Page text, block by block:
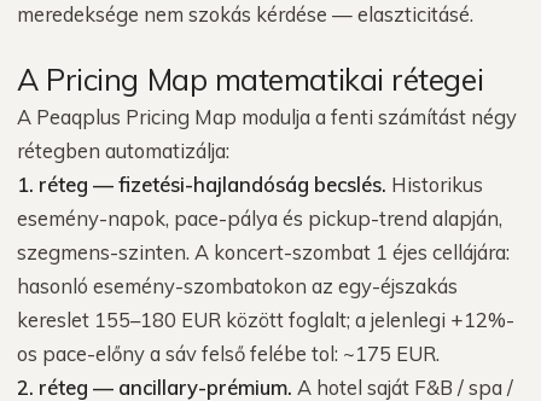
meredeksége nem szokás kérdése — elaszticitásé.
A Pricing Map matematikai rétegei
A Peaqplus Pricing Map modulja a fenti számítást négy
rétegben automatizálja:
1. réteg — fizetési-hajlandóság becslés. Historikus
esemény-napok, pace-pálya és pickup-trend alapján,
szegmens-szinten. A koncert-szombat 1 éjes cellájára:
hasonló esemény-szombatokon az egy-éjszakás
kereslet 155–180 EUR között foglalt; a jelenlegi +12%-
os pace-előny a sáv felső felébe tol: ~175 EUR.
2. réteg — ancillary-prémium. A hotel saját F&B / spa /